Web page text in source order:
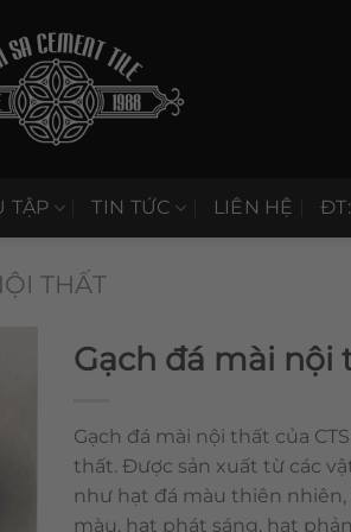
TẬP TIN TỨC LIÊN HỆ
THẤT
Gạch đá mài nội
Gạch đá mài nội thất của
thất. Được sản xuất từ các
như hạt đá màu thiên nhiên,
màu, hạt phát sáng, hạt